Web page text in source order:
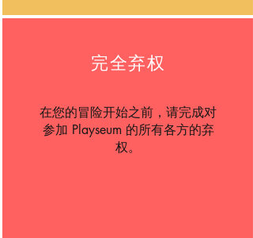
完全弃权
在您的冒险开始之前，请完成对
参加 Playseum 的所有各方的弃
权。